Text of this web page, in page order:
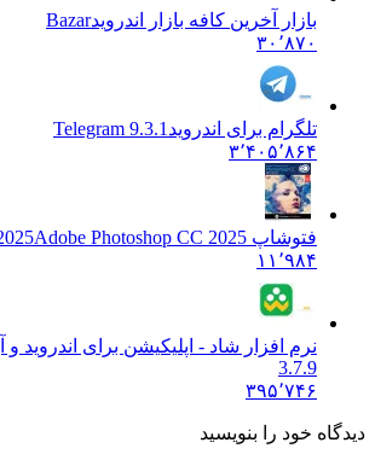
بازار آخرین کافه بازار اندرویدBazar
۳۰٬۸۷۰
تلگرام برای اندروید Telegram 9.3.1
۳٬۴۰۵٬۸۶۴
فتوشاپ CC 2025 Adobe Photoshop CC 2025
۱۱٬۹۸۴
نرم افزار شاد - اپلیکیشن برای اندروید و
3.7.9
۳۹۵٬۷۴۶
دیدگاه خود را بنویسید